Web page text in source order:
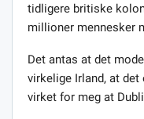
tidligere britiske
millioner mennesker
Det antas at det
virkelige Irland, at
virket for meg at